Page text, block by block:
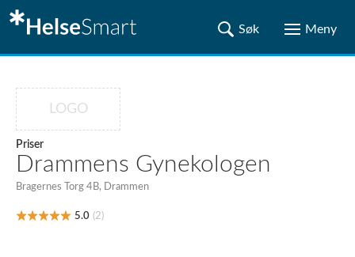
LOGO
Priser
Drammens Gynekologen
Bragernes Torg 4B, Drammen
5.0 (2)